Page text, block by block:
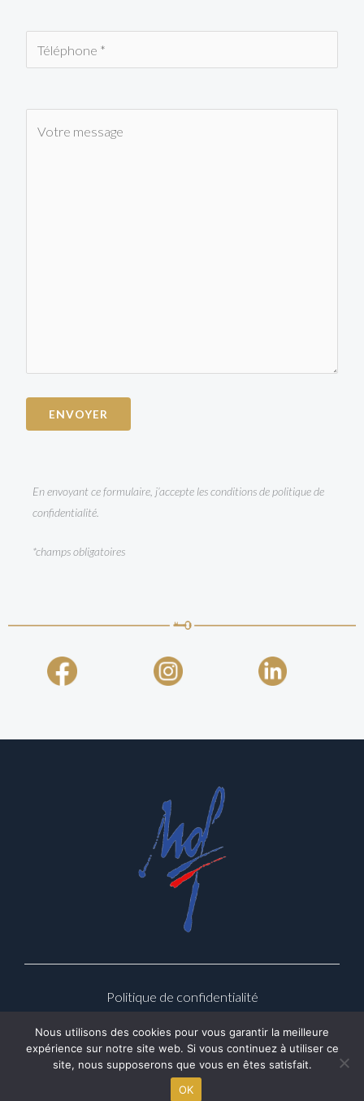
En envoyant ce formulaire, j’accepte les conditions de politique de
confidentialité.
*champs obligatoires
Politique de confidentialité
Copyright © 2026 JB Gouvernante
Nous utilisons des cookies pour vous garantir la meilleure
expérience sur notre site web. Si vous continuez à utiliser ce
site, nous supposerons que vous en êtes satisfait.
OK